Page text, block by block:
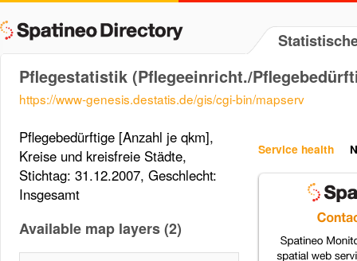
Pflegestatistik (Pflegeeinricht./
https://www-genesis.destatis.de/gis/cgi-bin/mapserv
Service health
Pflegebedürftige [Anzahl je qkm],
Kreise und kreisfreie Städte,
Stichtag: 31.12.2007, Geschlecht:
Insgesamt
Available map layers (2)